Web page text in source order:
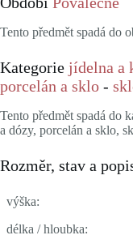
Tento předmět spadá do
Kategorie jídelna a
porcelán a sklo -
Tento předmět spadá do
a dózy, porcelán a sklo,
Rozměr, stav a
výška:
délka / hloubka: